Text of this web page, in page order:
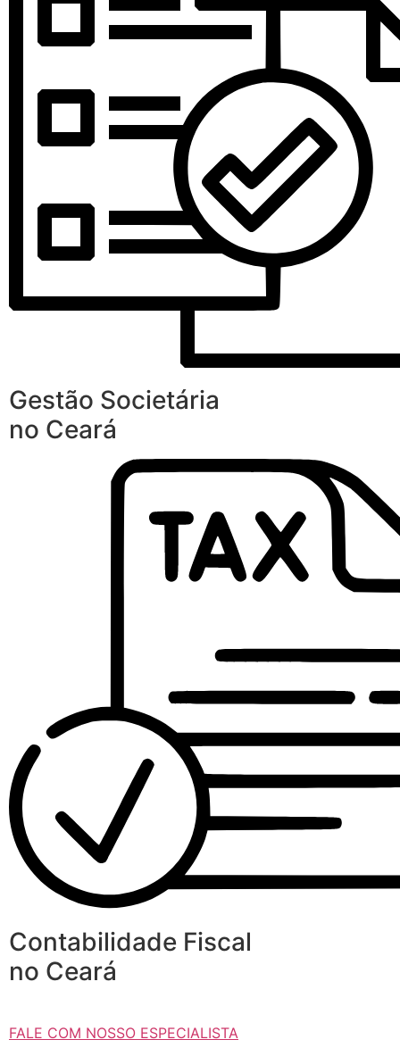
Gestão Societária
no Ceará
Contabilidade Fiscal
no Ceará
FALE COM NOSSO ESPECIALISTA